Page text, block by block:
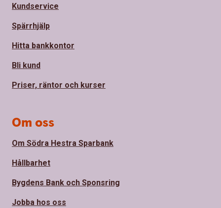
Kundservice
Spärrhjälp
Hitta bankkontor
Bli kund
Priser, räntor och kurser
Om oss
Om Södra Hestra Sparbank
Hållbarhet
Bygdens Bank och Sponsring
Jobba hos oss